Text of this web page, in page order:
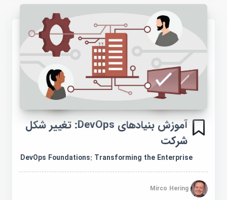
آموزش بنیادهای DevOps: تغییر شکل
شرکت
DevOps Foundations: Transforming the Enterprise
Mirco Hering